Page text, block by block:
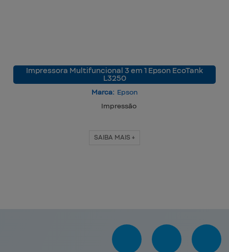
Impressora Multifuncional 3 em 1 Epson EcoTank
L3250
Marca: Epson
Impressão
SAIBA MAIS +